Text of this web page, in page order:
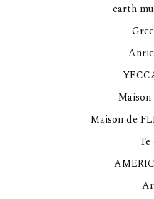
earth
Maison de